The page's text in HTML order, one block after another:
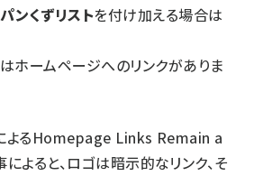
パンくずリストを付け加える場合は
ホームページへのリンクがありま
るHomepage Links Remain a
によると、ロゴは暗示的なリンク、そ